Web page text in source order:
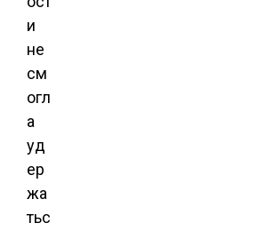
и
не
см
огл
а
уд
ер
жа
тьс